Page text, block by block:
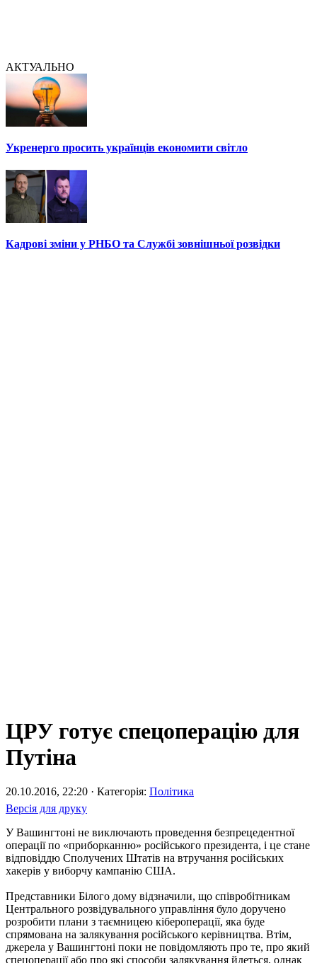
АКТУАЛЬНО
Укренерго просить українців економити світло
Кадрові зміни у РНБО та Службі зовнішньої розвідки
ЦРУ готує спецоперацію для
Путіна
20.10.2016, 22:20 · Категорія: Політика
Версія для друку
У Вашингтоні не виключають проведення безпрецедентної
операції по «приборканню» російського президента, і це стане
відповіддю Сполучених Штатів на втручання російських
хакерів у виборчу кампанію США.
Представники Білого дому відзначили, що співробітникам
Центрального розвідувального управління було доручено
розробити плани з таємницею кібероперації, яка буде
спрямована на залякування російського керівництва. Втім,
джерела у Вашингтоні поки не повідомляють про те, про який
спецоперації або про які способи залякування йдеться, однак